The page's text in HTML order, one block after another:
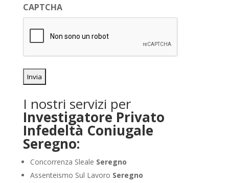
privacy
*
CAPTCHA
I nostri servizi per
Investigatore Privato
Infedeltà Coniugale
Seregno:
Concorrenza Sleale Seregno
Assenteismo Sul Lavoro Seregno